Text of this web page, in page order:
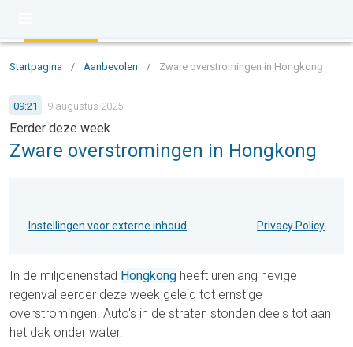
Startpagina / Aanbevolen / Zware overstromingen in Hongkong
09:21 9 augustus 2025
Eerder deze week
Zware overstromingen in Hongkong
Instellingen voor externe inhoud Privacy Policy
In de miljoenenstad Hongkong heeft urenlang hevige
regenval eerder deze week geleid tot ernstige
overstromingen. Auto's in de straten stonden deels tot aan
het dak onder water.